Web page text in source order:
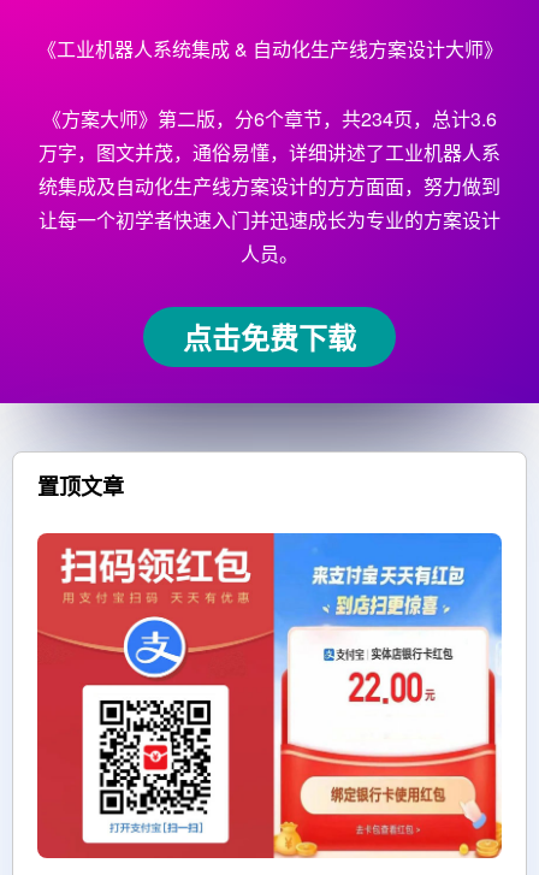
《工业机器人系统集成 & 自动化生产线方案设计大师》
《方案大师》第二版，分6个章节，共234页，总计3.6
万字，图文并茂，通俗易懂，详细讲述了工业机器人系
统集成及自动化生产线方案设计的方方面面，努力做到
让每一个初学者快速入门并迅速成长为专业的方案设计
人员。
点击免费下载
置顶文章